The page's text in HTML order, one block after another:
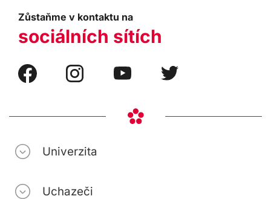
Zůstaňme v kontaktu na
sociálních sítích
Univerzita
Uchazeči